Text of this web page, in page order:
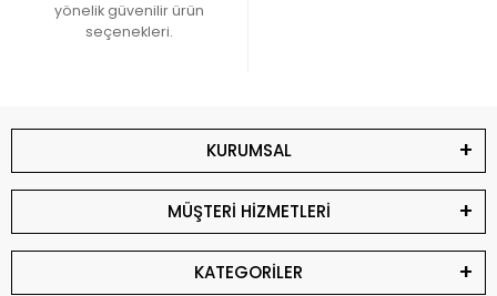
yönelik güvenilir ürün
seçenekleri.
KURUMSAL
MÜŞTERİ HİZMETLERİ
KATEGORİLER